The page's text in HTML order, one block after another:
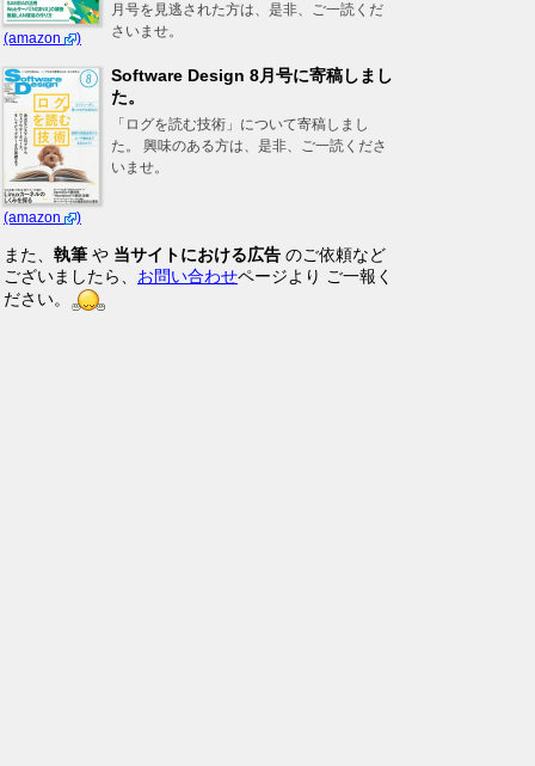
(amazon )
月号を見逃された方は、是非、ご一読くだ
さいませ。
(amazon )
Software Design 8月号に寄稿しまし
た。
「ログを読む技術」について寄稿しまし
た。 興味のある方は、是非、ご一読くださ
いませ。
また、 執筆 や 当サイトにおける広告 のご依頼など
ございましたら、 お問い合わせページより ご一報く
ださい。